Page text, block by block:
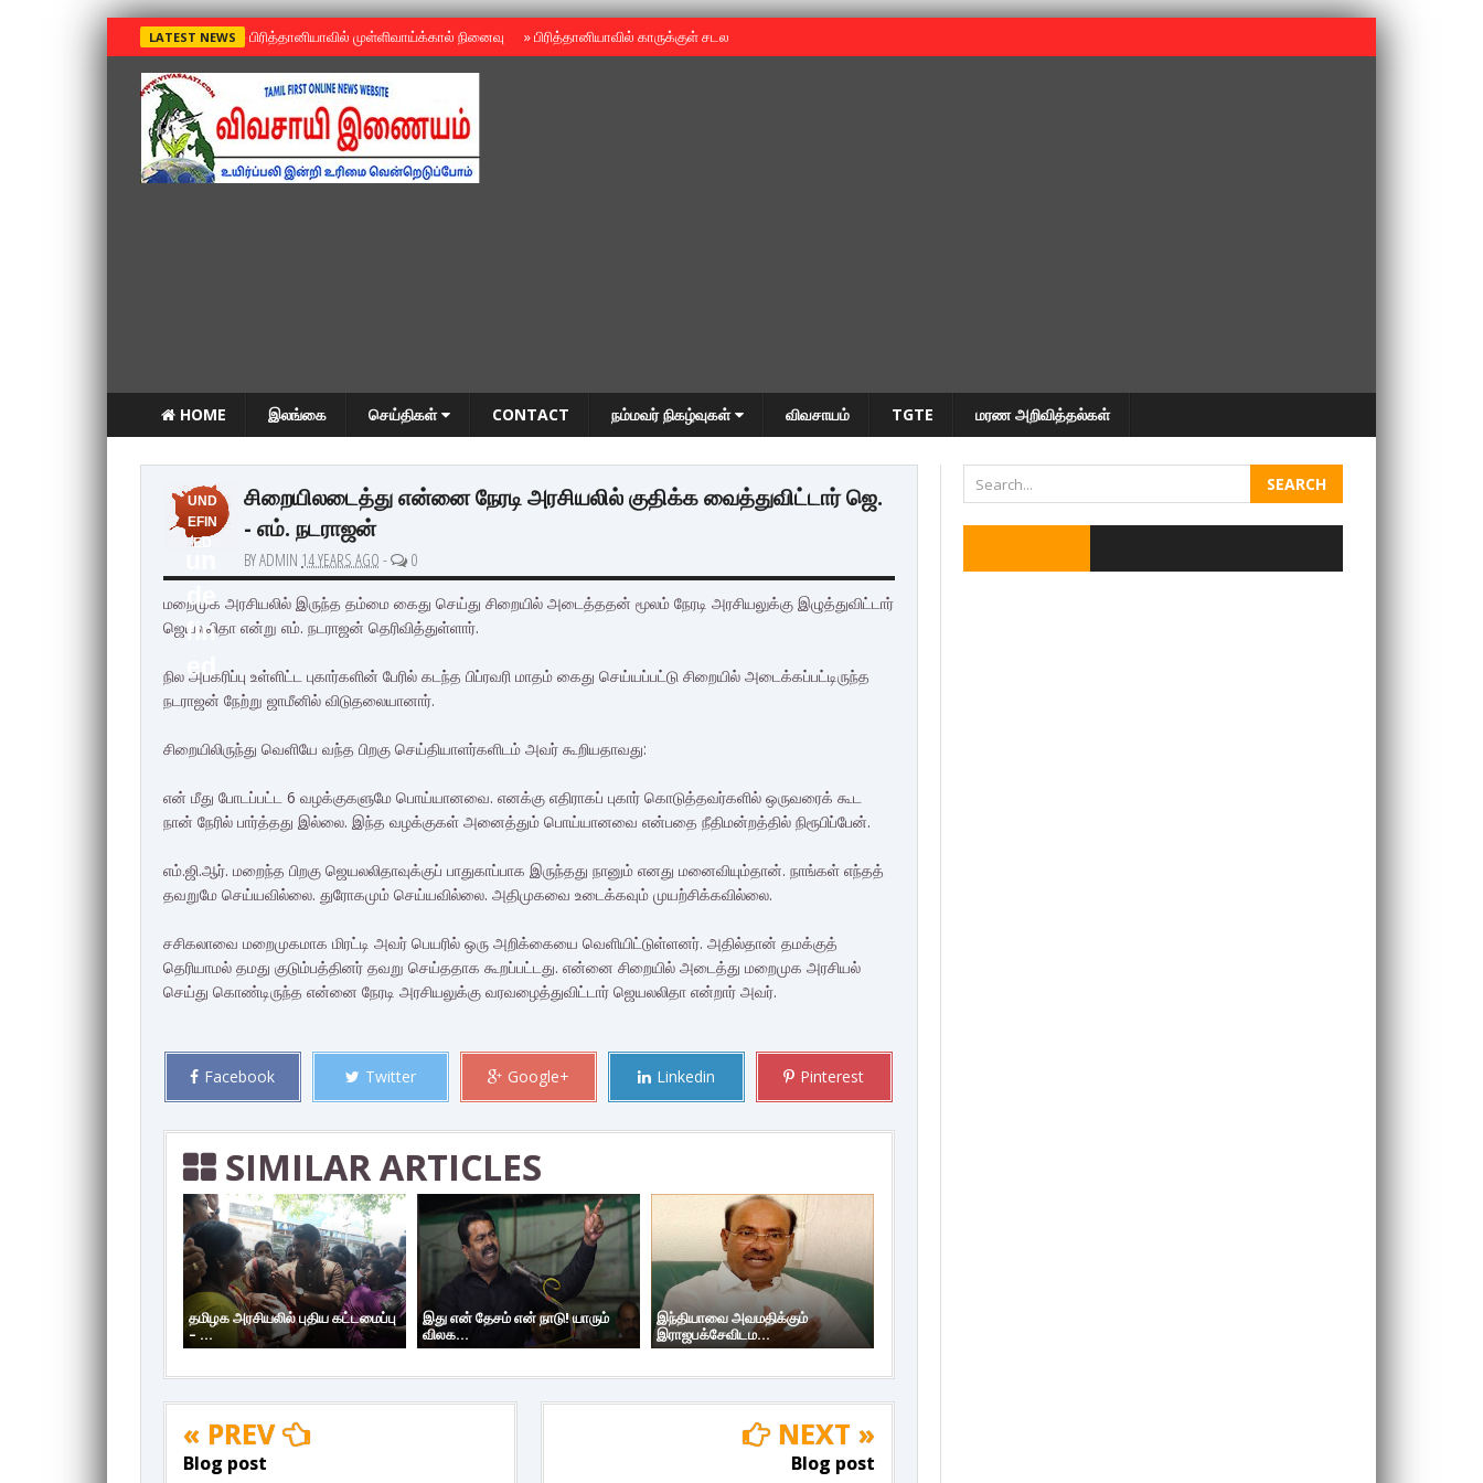
LATEST NEWS »பிரித்தானியாவில் முள்ளிவாய்க்கால் நினைவு »பிரித்தானியாவில் காருக்குள் சடலம் -தமிழருடையதா ?
HOME இலங்கை செய்திகள் CONTACT நம்மவர் நிகழ்வுகள் விவசாயம் TGTE மரண அறிவித்தல்கள்
UND
EFIN
ED
de
fin
ed
சிறையிலடைத்து என்னை நேரடி அரசியலில் குதிக்க வைத்துவிட்டார் ஜெ.
- எம். நடராஜன்
BY ADMIN 14 YEARS AGO - 0
மறைமுக அரசியலில் இருந்த தம்மை கைது செய்து சிறையில் அடைத்ததன் மூலம் நேரடி அரசியலுக்கு இழுத்துவிட்டார்
ஜெயலலிதா என்று எம். நடராஜன் தெரிவித்துள்ளார்.
நில அபகரிப்பு உள்ளிட்ட புகார்களின் பேரில் கடந்த பிப்ரவரி மாதம் கைது செய்யப்பட்டு சிறையில் அடைக்கப்பட்டிருந்த
நடராஜன் நேற்று ஜாமீனில் விடுதலையானார்.
சிறையிலிருந்து வெளியே வந்த பிறகு செய்தியாளர்களிடம் அவர் கூறியதாவது:
என் மீது போடப்பட்ட 6 வழக்குகளுமே பொய்யானவை. எனக்கு எதிராகப் புகார் கொடுத்தவர்களில் ஒருவரைக் கூட
நான் நேரில் பார்த்தது இல்லை. இந்த வழக்குகள் அனைத்தும் பொய்யானவை என்பதை நீதிமன்றத்தில் நிரூபிப்பேன்.
எம்.ஜி.ஆர். மறைந்த பிறகு ஜெயலலிதாவுக்குப் பாதுகாப்பாக இருந்தது நானும் எனது மனைவியும்தான். நாங்கள் எந்தத்
தவறுமே செய்யவில்லை. துரோகமும் செய்யவில்லை. அதிமுகவை உடைக்கவும் முயற்சிக்கவில்லை.
சசிகலாவை மறைமுகமாக மிரட்டி அவர் பெயரில் ஒரு அறிக்கையை வெளியிட்டுள்ளனர். அதில்தான் தமக்குத்
தெரியாமல் தமது குடும்பத்தினர் தவறு செய்ததாக கூறப்பட்டது. என்னை சிறையில் அடைத்து மறைமுக அரசியல்
செய்து கொண்டிருந்த என்னை நேரடி அரசியலுக்கு வரவழைத்துவிட்டார் ஜெயலலிதா என்றார் அவர்.
Facebook Twitter Google+ Linkedin Pinterest
SIMILAR ARTICLES
தமிழக அரசியலில் புதிய கட்டமைப்பு
– ...
இது என் தேசம் என் நாடு! யாரும்
விலக...
இந்தியாவை அவமதிக்கும்
இராஜபக்சேவிடம...
« PREV
Blog post
NEXT »
Blog post